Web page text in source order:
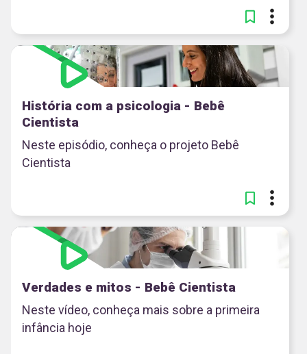
História com a psicologia - Bebê
Cientista
Neste episódio, conheça o projeto Bebê
Cientista
Verdades e mitos - Bebê Cientista
Neste vídeo, conheça mais sobre a primeira
infância hoje